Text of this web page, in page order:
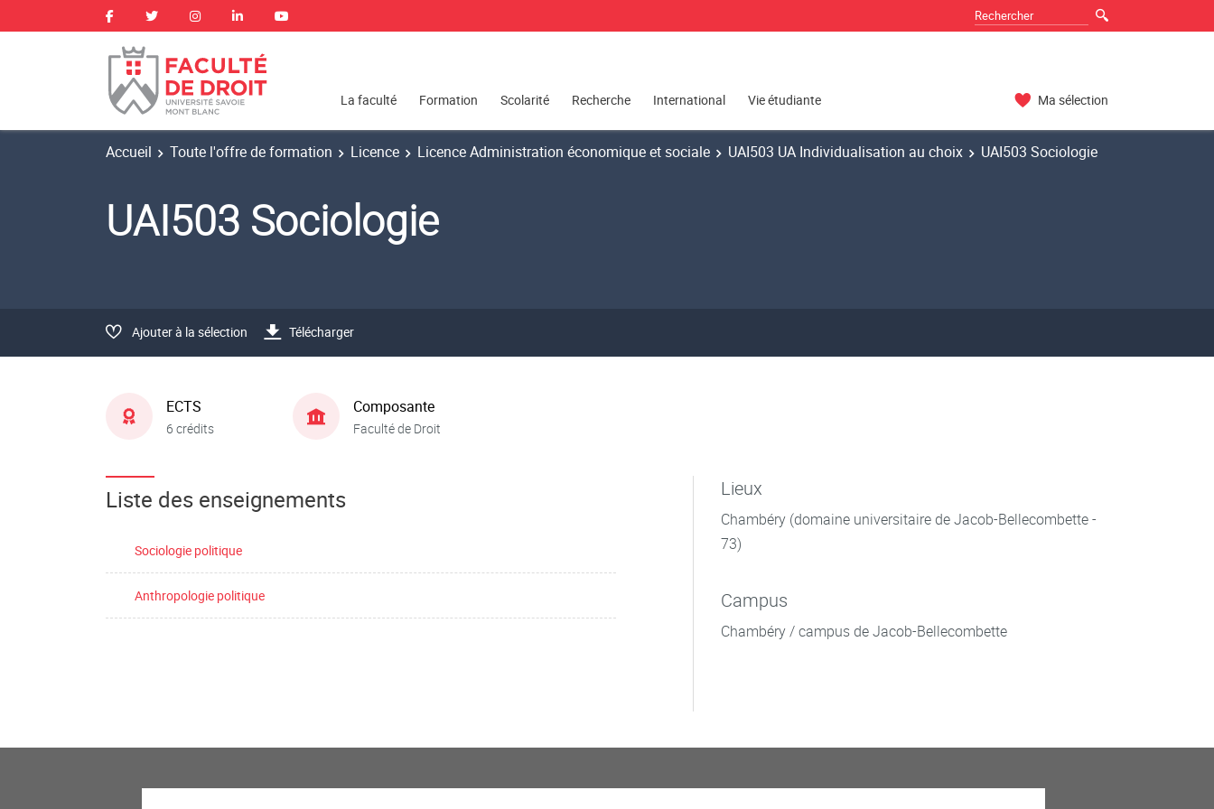
La faculté Formation Scolarité Recherche International Vie étudiante Ma sélection
Accueil Toute l'offre de formation Licence Licence Administration économique et sociale UAI503 UA Individualisation au choix UAI503 Sociologie
UAI503 Sociologie
Ajouter à la sélection Télécharger
ECTS
6 crédits
Composante
Faculté de Droit
Liste des enseignements
Sociologie politique
Anthropologie politique
Lieux
Chambéry (domaine universitaire de Jacob-Bellecombette -
73)
Campus
Chambéry / campus de Jacob-Bellecombette